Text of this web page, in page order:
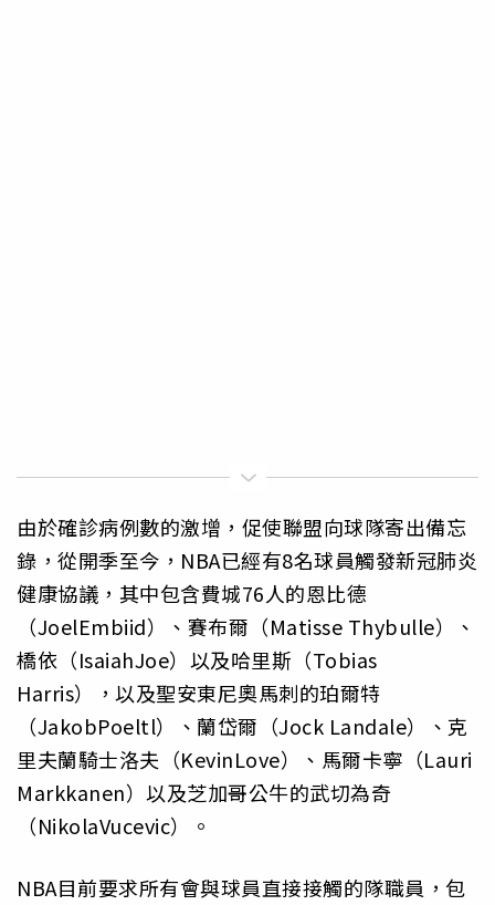
由於確診病例數的激增，促使聯盟向球隊寄出備忘
錄，從開季至今，NBA已經有8名球員觸發新冠肺炎
健康協議，其中包含費城76人的恩比德
（JoelEmbiid）、賽布爾（Matisse Thybulle）、
橋依（IsaiahJoe）以及哈里斯（Tobias
Harris），以及聖安東尼奧馬刺的珀爾特
（JakobPoeltl）、蘭岱爾（Jock Landale）、克
里夫蘭騎士洛夫（KevinLove）、馬爾卡寧（Lauri
Markkanen）以及芝加哥公牛的武切為奇
（NikolaVucevic）。
NBA目前要求所有會與球員直接接觸的隊職員，包